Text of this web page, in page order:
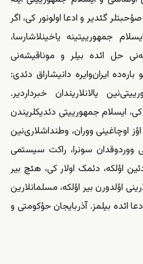
گئدیر و ادعا اولونور کی، اگر
جمهورییتینه یاخینلاشارسا،
حل ائده بیلر و موناقیشه‌نی
ایران‌وایره دانیشاراق دئدی:
یالانلاریندان خبرداردیر.
ایسلام جمهورییتی دئدیکلریندن
اوچاغینی ووران، وطنداشلاری‌نین
ووردوقدان سونرا، راکت سیستمی
اؤلکه، دئمک اولار کی، هئچ بیر
اؤلدورن بیر اؤلکه، مسلمانلارین
ائده بیلمز. آذربایجان حؤکومتی و